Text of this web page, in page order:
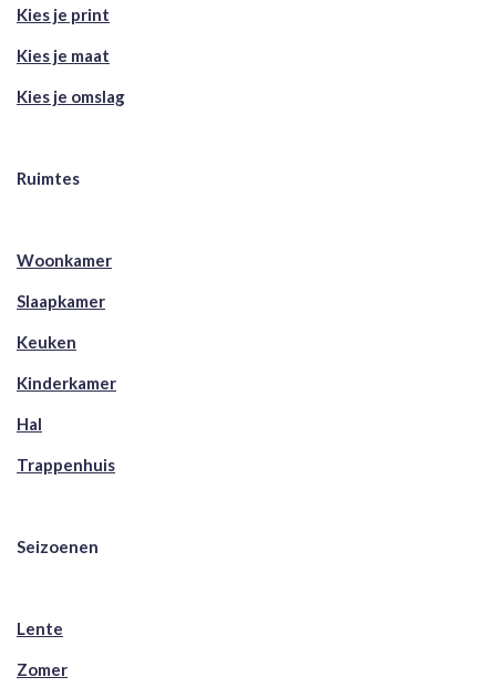
Kies je print
Kies je maat
Kies je omslag
Ruimtes
Woonkamer
Slaapkamer
Keuken
Kinderkamer
Hal
Trappenhuis
Seizoenen
Lente
Zomer